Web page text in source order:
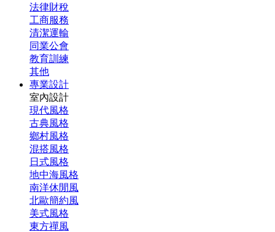
法律財稅
工商服務
清潔運輸
同業公會
教育訓練
其他
專業設計
室內設計
現代風格
古典風格
鄉村風格
混搭風格
日式風格
地中海風格
南洋休閒風
北歐簡約風
美式風格
東方禪風